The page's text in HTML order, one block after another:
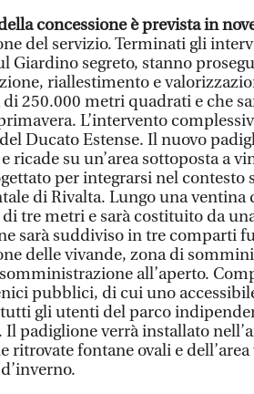
concessione è prevista in
del servizio. Terminati gli
Giardino segreto, stanno
riallestimento e
di 250.000 metri quadrati e che
L’intervento
Ducato Estense. Il nuovo
ricade su un’area sottoposta a
per integrarsi nel contesto
di Rivalta. Lungo una ventina
di tre metri e sarà costituito da
sarà suddiviso in tre comparti
delle vivande, zona di
all’aperto.
pubblici, di cui uno
gli utenti del parco
Il padiglione verrà installato
ritrovate fontane ovali e